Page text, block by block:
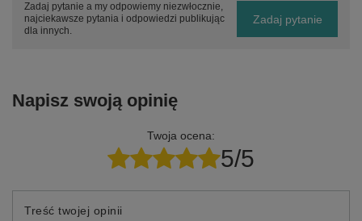
Zadaj pytanie a my odpowiemy niezwłocznie,
najciekawsze pytania i odpowiedzi publikując
dla innych.
Zadaj pytanie
Napisz swoją opinię
Twoja ocena:
5/5
Treść twojej opinii